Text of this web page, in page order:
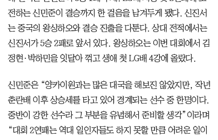
전하는 신민준이 결승까지 한 걸음을 남겨두게 됐다. 신진서
는 중국의 왕싱하오와 결승 진출을 다툰다. 상대 전적에서는
신진서가 5승 2패로 앞서 있다. 왕싱하오는 이번 대회에서 김
정현·박하민을 잇달아 꺾고 생애 첫 LG배 4강에 올랐다.
신민준은 “양카이원과는 많은 대국을 해보진 않았지만, 작년
춘란배 이후 상승세를 타고 있어 경계되는 선수 중 한명이다.
중반이 강한 선수라 그 부분을 유념해서 준비할 생각”이라며
“대회 2연패는 역대 일인자들도 하지 못할 만큼 어려운 일이